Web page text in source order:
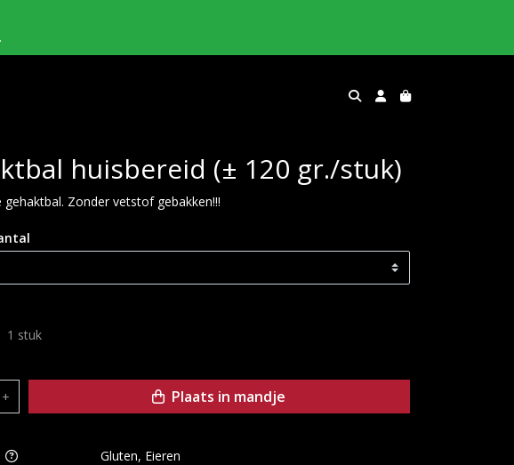
huisbereid (± 120 gr./stuk)
gehaktbal. Zonder vetstof gebakken!!!
aantal
1 stuk
+ Plaats in mandje
Gluten, Eieren